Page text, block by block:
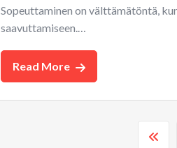
Sopeuttaminen on välttämätöntä,
saavuttamiseen.…
Read More